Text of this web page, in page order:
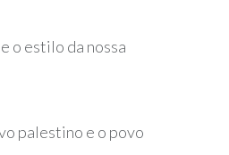
o estilo da nossa
palestino e o povo